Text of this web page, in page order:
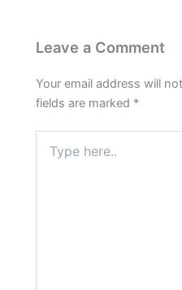
Leave a Comment
Your email address will
fields are marked *
here..